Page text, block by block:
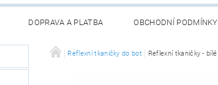
DOPRAVA A PLATBA OBCHODNÍ PODMÍNKY
/ BATERIÍ
Reflexní tkaničky do bot Reflexní tkaničky - bílé